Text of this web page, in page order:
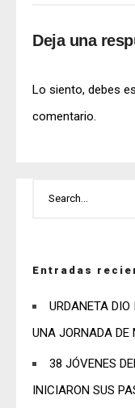
Deja una
Lo siento, debes
comentario.
Entradas
URDANETA
UNA JORNADA DE
38 JÓVENES
INICIARON SUS